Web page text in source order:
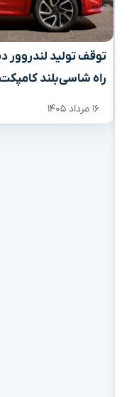
راه شاسی‌بلند کامپکت
۱۶ مرداد ۱۴۰۵